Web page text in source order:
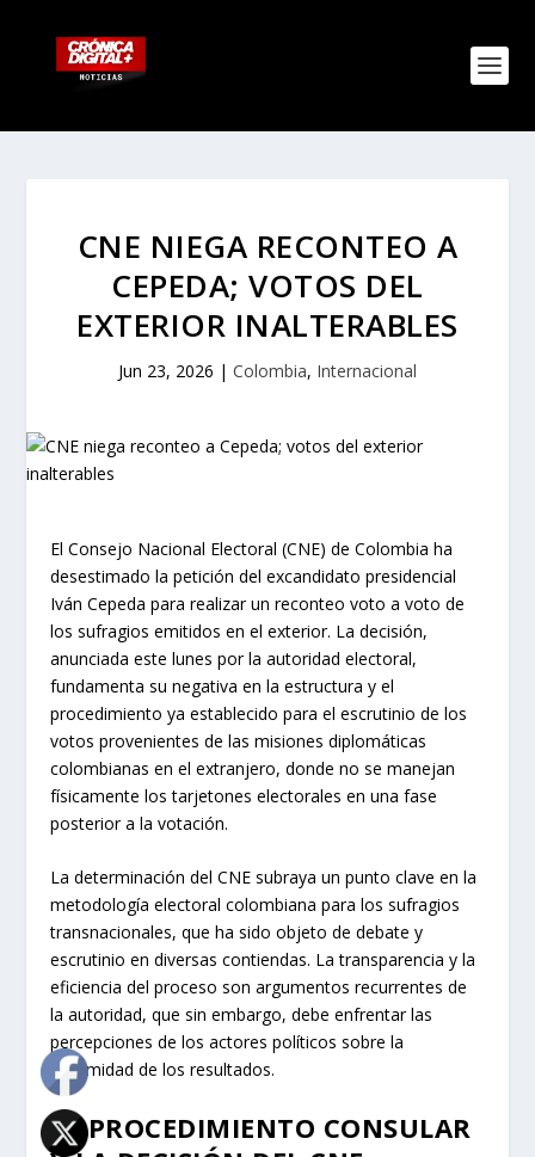
CNE NIEGA RECONTEO A
CEPEDA; VOTOS DEL
EXTERIOR INALTERABLES
Jun 23, 2026 | Colombia, Internacional
El Consejo Nacional Electoral (CNE) de Colombia ha
desestimado la petición del excandidato presidencial
Iván Cepeda para realizar un reconteo voto a voto de
los sufragios emitidos en el exterior. La decisión,
anunciada este lunes por la autoridad electoral,
fundamenta su negativa en la estructura y el
procedimiento ya establecido para el escrutinio de los
votos provenientes de las misiones diplomáticas
colombianas en el extranjero, donde no se manejan
físicamente los tarjetones electorales en una fase
posterior a la votación.
La determinación del CNE subraya un punto clave en la
metodología electoral colombiana para los sufragios
transnacionales, que ha sido objeto de debate y
escrutinio en diversas contiendas. La transparencia y la
eficiencia del proceso son argumentos recurrentes de
la autoridad, que sin embargo, debe enfrentar las
percepciones de los actores políticos sobre la
legitimidad de los resultados.
EL PROCEDIMIENTO CONSULAR